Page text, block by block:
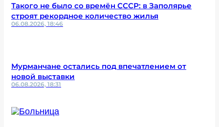
Такого не было со времён СССР: в Заполярье
строят рекордное количество жилья
06.08.2026, 18:46
Мурманчане остались под впечатлением от
новой выставки
06.08.2026, 18:31